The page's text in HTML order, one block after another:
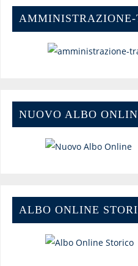
AMMINISTRAZIONE-
NUOVO ALBO
ALBO ONLINE